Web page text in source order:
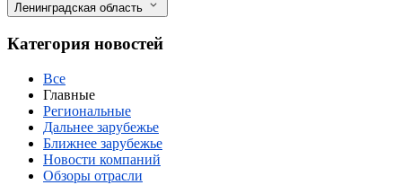
Моя компания
Платное размещение
Ленинградская область
Категория новостей
Все
Главные
Региональные
Дальнее зарубежье
Ближнее зарубежье
Новости компаний
Обзоры отрасли